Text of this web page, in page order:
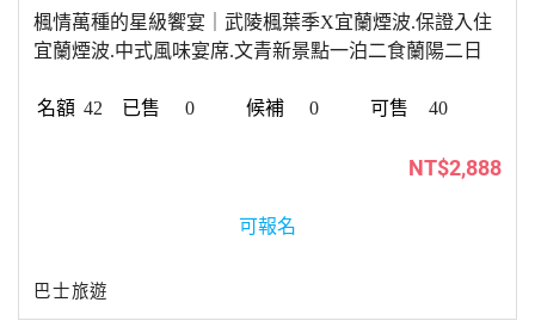
楓情萬種的星級饗宴｜武陵楓葉季X宜蘭煙波.保證入住
宜蘭煙波.中式風味宴席.文青新景點一泊二食蘭陽二日
42 0 0 40
NT$2,888
可報名
巴士旅遊